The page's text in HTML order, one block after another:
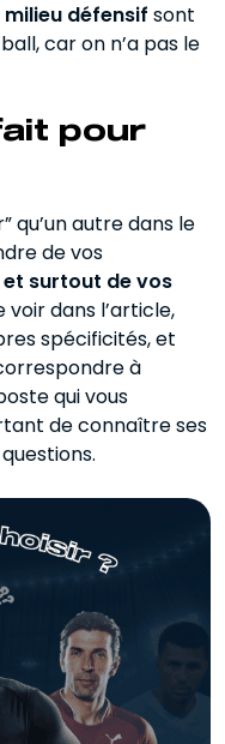
milieu défensif sont
car on n’a pas le
pour
qu’un autre dans le
de vos
surtout de vos
dans l’article,
spécificités, et
à
qui vous
de connaître ses